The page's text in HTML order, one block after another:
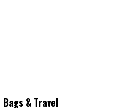
Bags & Travel